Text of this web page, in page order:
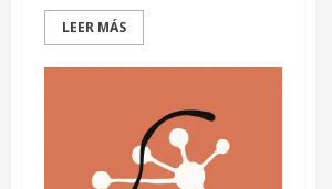
LEER MÁS